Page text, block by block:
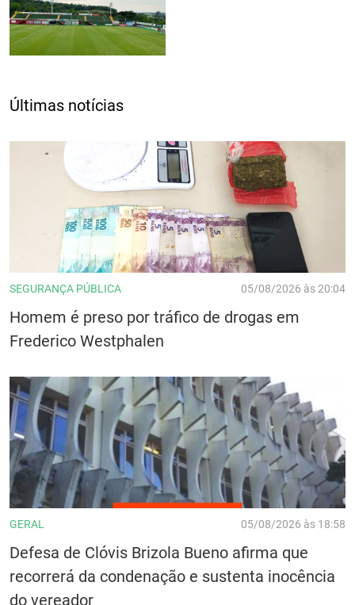
Últimas notícias
SEGURANÇA PÚBLICA 05/08/2026 às 20:04
Homem é preso por tráfico de drogas em
Frederico Westphalen
GERAL 05/08/2026 às 18:58
Defesa de Clóvis Brizola Bueno afirma que
recorrerá da condenação e sustenta inocência
do vereador